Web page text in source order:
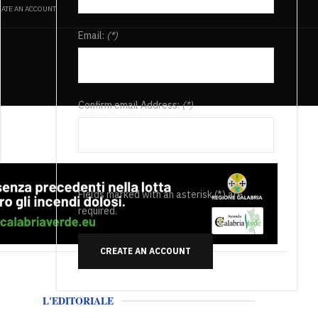
AN ACCOUNT
Email: (*)
Confirm email Address:(*)
Fields marked with an asterisk (*) are
required.
CREATE AN ACCOUNT
L'EDITORIALE